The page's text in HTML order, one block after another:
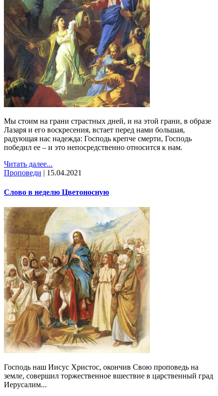
Мы стоим на грани страстных дней, и на этой грани, в образе
Лазаря и его воскресения, встает перед нами большая,
радующая нас надежда: Господь крепче смерти, Господь
победил ее – и это непосредственно относится к нам.
Читать далее...
Проповеди | 15.04.2021
Слово в неделю Цветоносную
Господь наш Иисус Христос, окончив Свою проповедь на
земле, совершил торжественное вшествие в царственный град
Иерусалим...